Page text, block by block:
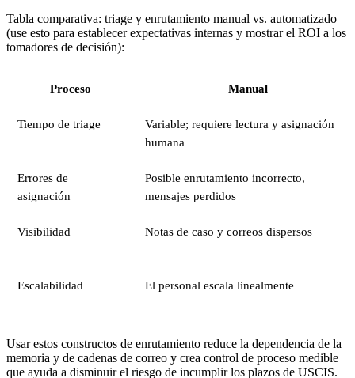
Tabla comparativa: triage y enrutamiento manual vs. automatizado
(use esto para establecer expectativas internas y mostrar el ROI a los
tomadores de decisión):
Proceso Manual
Tiempo de triage
Variable; requiere lectura y asignación
humana
Errores de
asignación
Posible enrutamiento incorrecto,
mensajes perdidos
Visibilidad Notas de caso y correos dispersos
Escalabilidad El personal escala linealmente
Usar estos constructos de enrutamiento reduce la dependencia de la
memoria y de cadenas de correo y crea control de proceso medible
que ayuda a disminuir el riesgo de incumplir los plazos de USCIS.